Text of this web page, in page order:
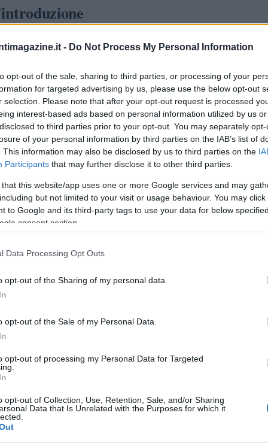
- Do Not Process My Personal Information
opt-out of the sale, sharing to third parties, or processing of your
for targeted advertising by us, please use the below opt-out
selection. Please note that after your opt-out request is processed
interest-based ads based on personal information utilized by us
to third parties prior to your opt-out. You may separately
of your personal information by third parties on the IAB’s list of
This information may also be disclosed by us to third parties on the
Participants that may further disclose it to other third parties.
that this website/app uses one or more Google services and may
but not limited to your visit or usage behaviour. You may
to Google and its third-party tags to use your data for below
consent section.
Data Processing Opt Outs
opt-out of the Sharing of my personal data.
opt-out of the Sale of my Personal Data.
opt-out of processing my Personal Data for Targeted
opt-out of Collection, Use, Retention, Sale, and/or Sharing
Data that Is Unrelated with the Purposes for which it
è un’attività che attira molti investitori grazie
profitto. Tuttavia, è fondamentale comprendere
Prima di intraprendere questa strada, è essenziale
il livello di esperienza e la tolleranza al
e può portare a perdite significative.
della leva finanziaria. La leva consente agli
al capitale investito, aumentando così sia il
È possibile perdere parte o tutto il capitale iniziale
che non si è disposti a perdere. Inoltre, il
e geopolitici, rendendo le previsioni
il trading Forex
è fondamentale educarsi sui rischi e sulle
considerare di consultare un consulente
È importante analizzare le opinioni e
contesto della propria situazione finanziaria. La
per navigare in questo mercato complesso e